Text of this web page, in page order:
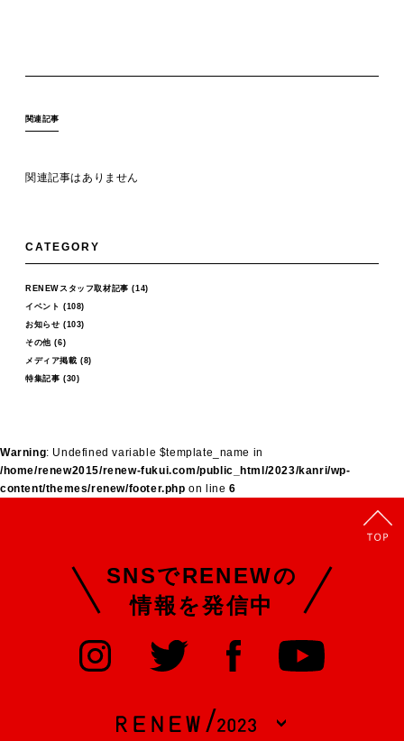
関連記事
関連記事はありません
CATEGORY
RENEWスタッフ取材記事 (14)
イベント (108)
お知らせ (103)
その他(6)
メディア掲載 (8)
特集記事 (30)
Warning: Undefined variable $template_name in
/home/renew2015/renew-fukui.com/public_html/2023/kanri/wp-
content/themes/renew/footer.php on line 6
SNSでRENEWの
情報を発信中